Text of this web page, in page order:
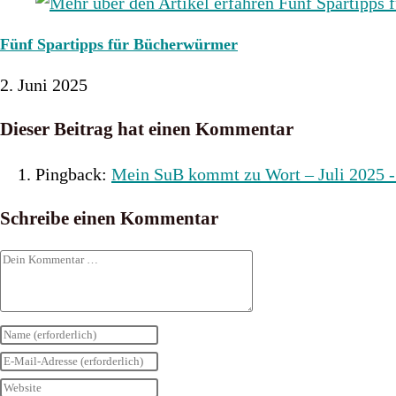
Fünf Spartipps für Bücherwürmer
2. Juni 2025
Dieser Beitrag hat einen Kommentar
Pingback: Mein SuB kommt zu Wort – Juli 2025
Schreibe einen Kommentar
Kommentar
Gib
deinen
Namen
Gib
deine
Gib